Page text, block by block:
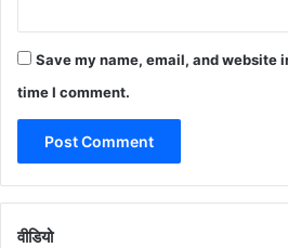
Save my name, email, and website
time I comment.
वीडियो